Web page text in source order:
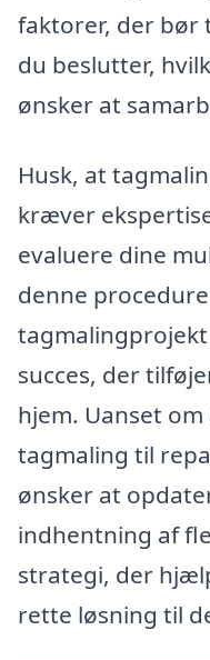
faktorer, der bør
du beslutter,
ønsker at
Husk, at
kræver
evaluere dine
denne
succes, der
hjem. Uanset
tagmaling til
ønsker at
indhentning af
strategi, der
rette løsning til